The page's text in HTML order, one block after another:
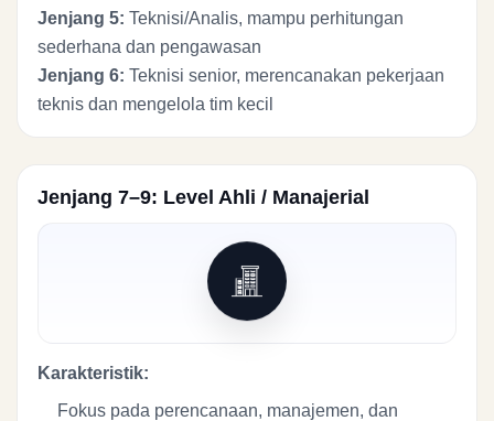
Jenjang 5: Teknisi/Analis, mampu perhitungan
sederhana dan pengawasan
Jenjang 6: Teknisi senior, merencanakan pekerjaan
teknis dan mengelola tim kecil
Jenjang 7–9: Level Ahli / Manajerial
Karakteristik:
Fokus pada perencanaan, manajemen, dan